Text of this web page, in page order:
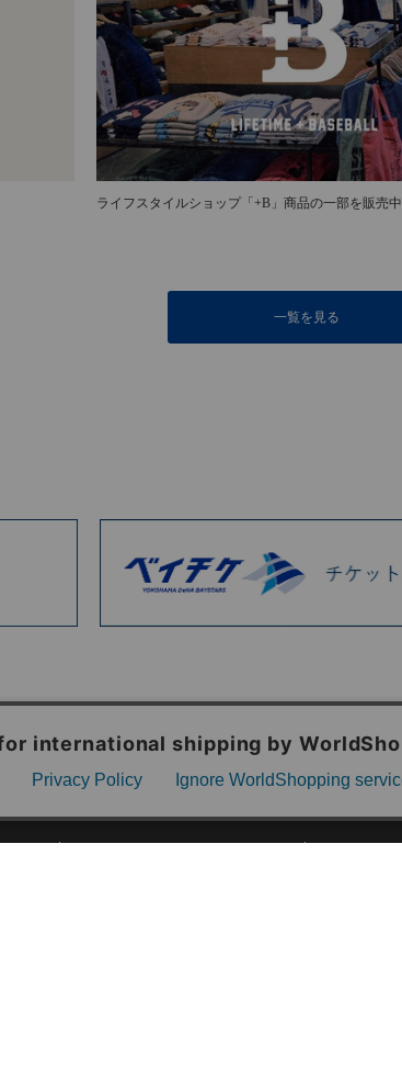
ライフスタイルショップ「+B」商品の一部を販売中
一覧を見る